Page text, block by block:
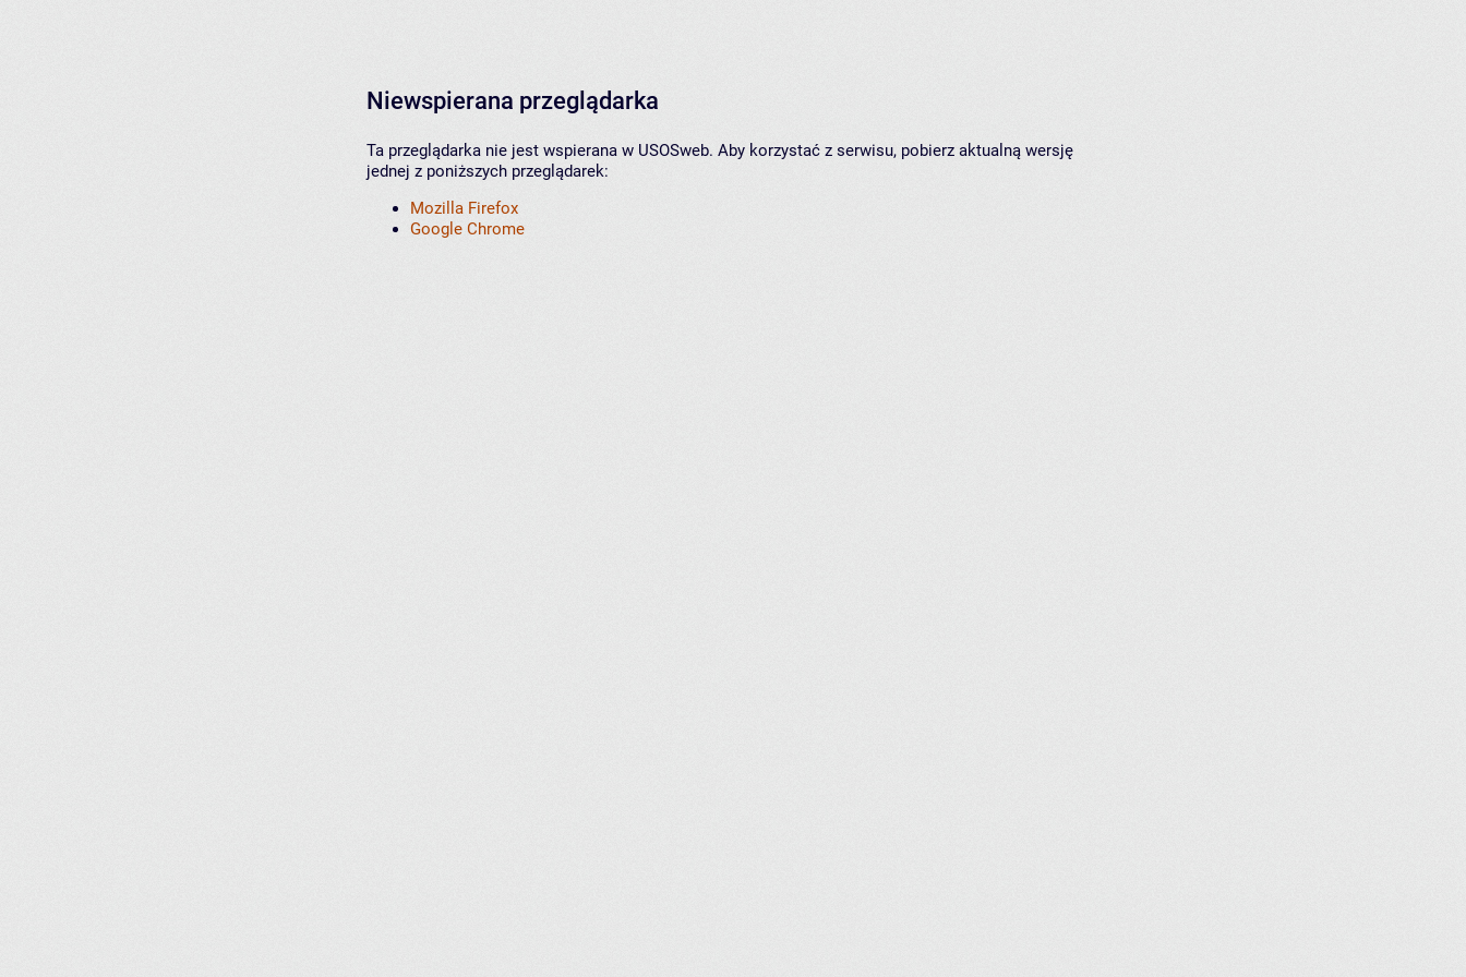
Niewspierana przeglądarka
Ta przeglądarka nie jest wspierana w USOSweb. Aby korzystać z serwisu, pobierz aktualną wersję
jednej z poniższych przeglądarek:
Mozilla Firefox
Google Chrome